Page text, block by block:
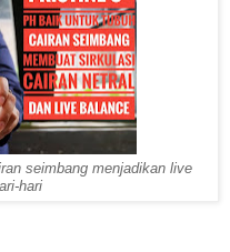
seimbang menjadikan live
hari